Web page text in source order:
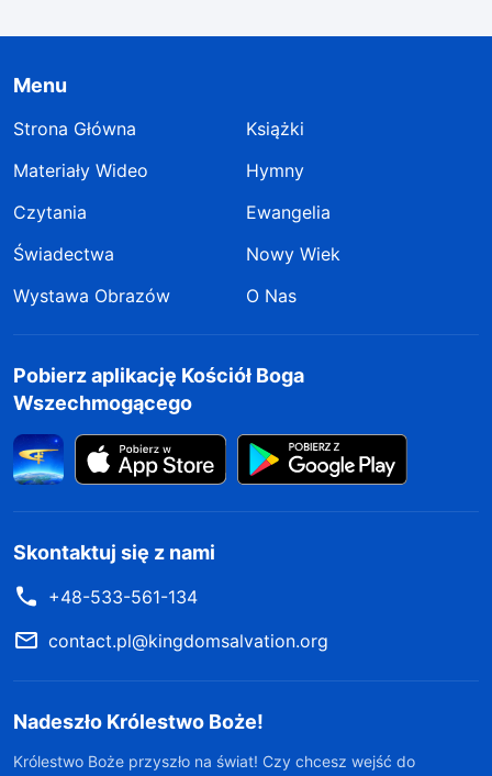
Menu
Strona Główna
Książki
Materiały Wideo
Hymny
Czytania
Ewangelia
Świadectwa
Nowy Wiek
Wystawa Obrazów
O Nas
Pobierz aplikację Kościół Boga
Wszechmogącego
Skontaktuj się z nami
+48-533-561-134
contact.pl@kingdomsalvation.org
Nadeszło Królestwo Boże!
Królestwo Boże przyszło na świat! Czy chcesz wejść do